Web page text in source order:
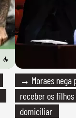
→ Moraes nega
receber os filhos
domiciliar